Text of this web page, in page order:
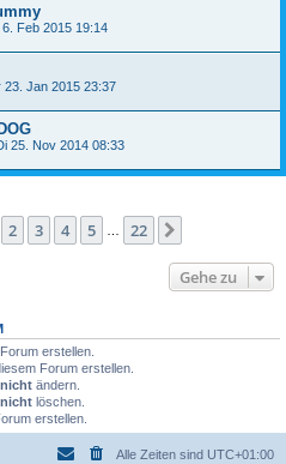
6. Feb 2015 19:14
23. Jan 2015 23:37
25. Nov 2014 08:33
1von 22
2 3 4 5 22
Gehe zu
erstellen.
Forum erstellen.
nicht ändern.
nicht löschen.
erstellen.
Alle Zeiten sind UTC+01:00